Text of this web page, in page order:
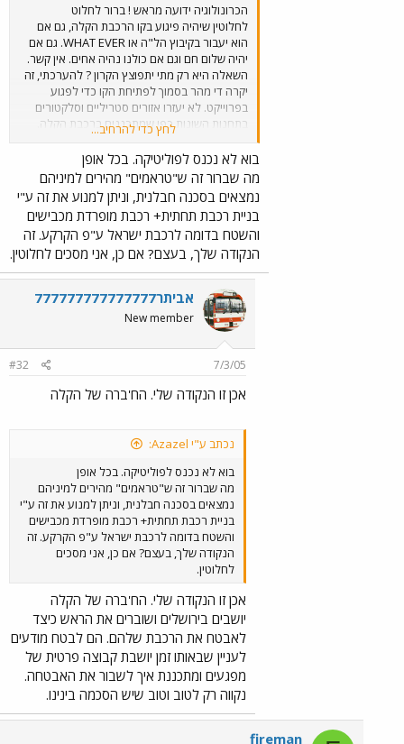
הכרונולוגיה ידועה מראש ! ברור לחלוט
לחלוטין שיהיה פיגוע בקו הרכבת הקלה, גם אם
הוא יעבור בקיבוץ הל"ה או WHAT EVER. גם אם
יהיה שלום חם וגם אם כולנו נהיה אחים. אין קשר.
השאלה היא רק מתי יתפוצץ הקרון ? להערכתי, זה
יקרה די מהר בסמוך לפתיחת הקו כדי לפגוע
בפרוייקט. לא יעזרו אזורים סטריליים וסלקטורים
בתחנות השונות כפי שמתכננים ברכבת הקלה.
משאית תופת תסיים את הסיפור מהר. הם חושבים
שם שיצליחו לבודד את הקלה מכלי רכב כבישיים !
חלום באספמיה ! ליל מנוחה. שלך, אביתר.
לחץ כדי להרחיב...
בוא לא נכנס לפוליטיקה. בכל אופן
מה שברור זה ש"טראמים" מהירים למיניהם
נמצאים בסכנה חבלנית, וניתן למנוע את זה ע"י
בניית רכבת תחתית+ רכבת מופרדת מכבישים
והשטח בדומה לרכבת ישראל ע"פ הקרקע. זה
הנקודה שלך, בעצם? אם כן, אני מסכים לחלוטין.
אביתר777777777777777
New member
7/3/05
#32
אכן זו הנקודה שלי. הח'ברה של הקלה
נכתב ע"י Azazel:
בוא לא נכנס לפוליטיקה. בכל אופן
מה שברור זה ש"טראמים" מהירים למיניהם
נמצאים בסכנה חבלנית, וניתן למנוע את זה ע"י
בניית רכבת תחתית+ רכבת מופרדת מכבישים
והשטח בדומה לרכבת ישראל ע"פ הקרקע. זה
הנקודה שלך, בעצם? אם כן, אני מסכים
לחלוטין.
אכן זו הנקודה שלי. הח'ברה של הקלה
יושבים בירושלים ושוברים את הראש כיצד
לאבטח את הרכבת שלהם. הם לבטח מודעים
לעניין שבאותו זמן יושבת קבוצה פרטית של
מפגעים ומתכננת איך לשבור את האבטחה.
נקווה רק לטוב וטוב שיש הסכמה בינינו.
fireman